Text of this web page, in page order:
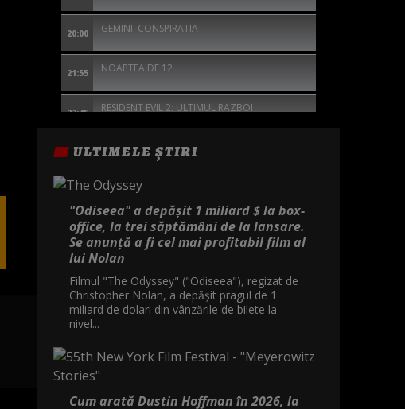
20:00 GEMINI: CONSPIRATIA
21:55 NOAPTEA DE 12
23:45 RESIDENT EVIL 2: ULTIMUL RAZBOI
01:05 JEANNE DU BARRY
02:55 MISTERELE FLUVIULUI
05:10 INTOARCEREA
ULTIMELE ȘTIRI
"Odiseea" a depășit 1 miliard $ la box-
office, la trei săptămâni de la lansare.
Se anunță a fi cel mai profitabil film al
lui Nolan
Filmul "The Odyssey" ("Odiseea"), regizat de
Christopher Nolan, a depăşit pragul de 1
miliard de dolari din vânzările de bilete la
nivel...
Cum arată Dustin Hoffman în 2026, la